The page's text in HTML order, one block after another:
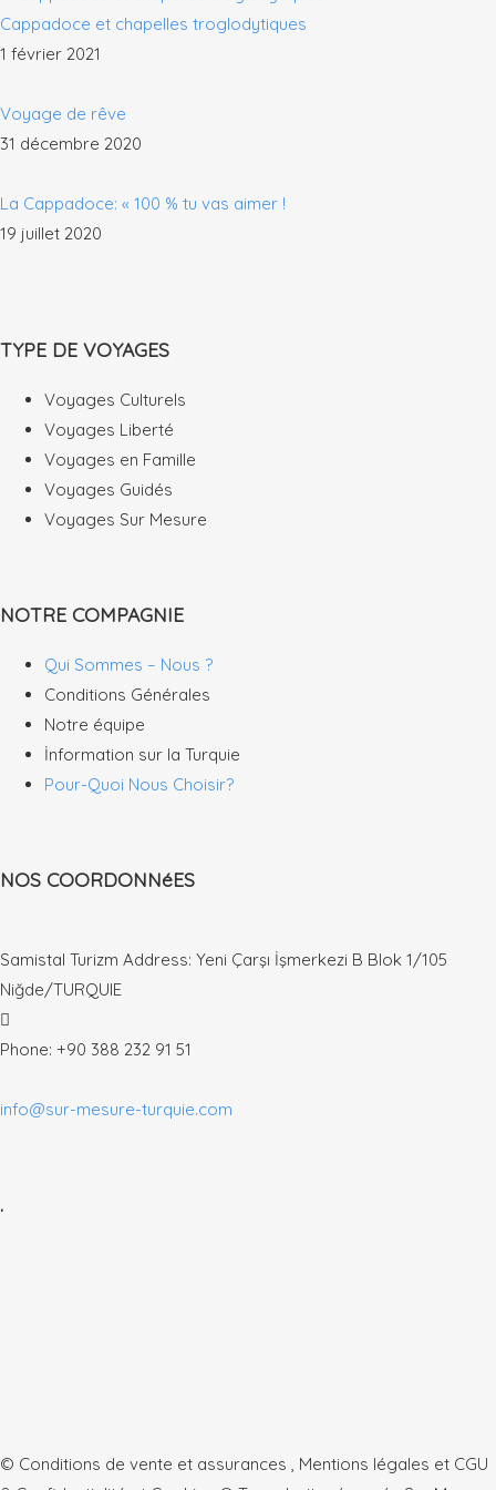
Cappadoce et chapelles troglodytiques
1 février 2021
Voyage de rêve
31 décembre 2020
La Cappadoce: « 100 % tu vas aimer !
19 juillet 2020
TYPE DE VOYAGES
Voyages Culturels
Voyages Liberté
Voyages en Famille
Voyages Guidés
Voyages Sur Mesure
NOTRE COMPAGNIE
Qui Sommes – Nous ?
Conditions Générales
Notre équipe
İnformation sur la Turquie
Pour-Quoi Nous Choisir?
NOS COORDONNéES
Samistal Turizm Address: Yeni Çarşı İşmerkezi B Blok 1/105
Niğde/TURQUIE
Phone: +90 388 232 91 51
info@sur-mesure-turquie.com
.
© Conditions de vente et assurances , Mentions légales et CGU